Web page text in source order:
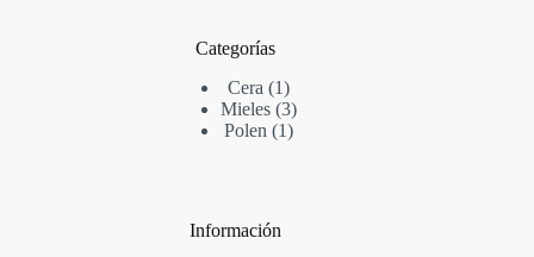
Categorías
Cera
11
producto
Mieles 33
productos
Polen 11
Información